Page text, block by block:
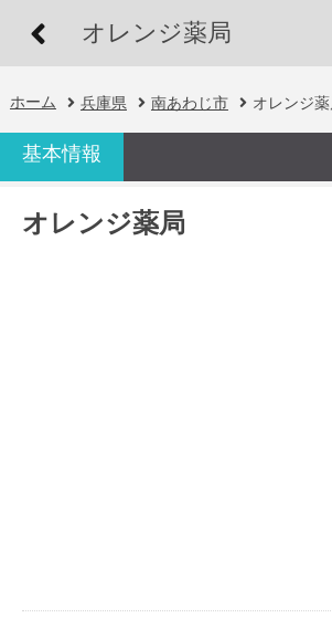
オレンジ薬局
ホーム 兵庫県 南あわじ市 オレンジ薬
基本情報
オレンジ薬局